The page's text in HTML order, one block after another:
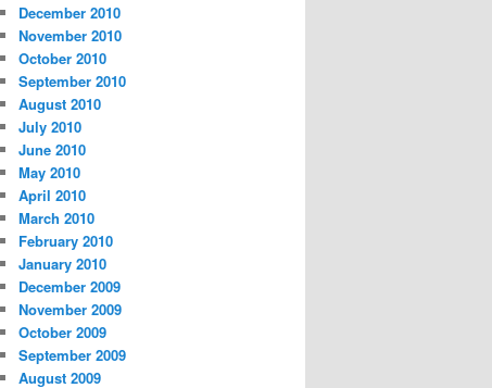
December 2010
November 2010
October 2010
September 2010
August 2010
July 2010
June 2010
May 2010
April 2010
March 2010
February 2010
January 2010
December 2009
November 2009
October 2009
September 2009
August 2009